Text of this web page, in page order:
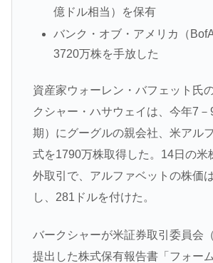
億ドル相当）を保有
バンク・オブ・アメリカ（
3720万株を手放した
資産家ウォーレン・バフェット氏
クシャー・ハサウェイは、今年7
期）にグーグルの親会社、米アル
式を1790万株取得した。14日の米
外取引で、アルファベットの株価
し、281ドルを付けた。
バークシャーが米証券取引委員会
提出した株式保有報告書「フォー